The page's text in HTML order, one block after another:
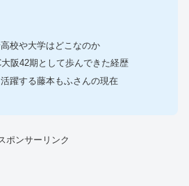
校や大学はどこなのか
阪42期として歩んできた経歴
躍する藤本もふさんの現在
ポンサーリンク